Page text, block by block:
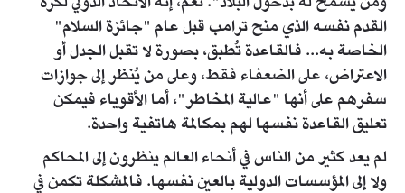
القدم نفسه الذي منح ترامب قبل عام "جائزة السلام"
الخاصة به... فالقاعدة تُطبق، بصورة لا تقبل الجدل أو
الاعتراض، على الضعفاء فقط، وعلى من يُنظر إلى جوازات
سفرهم على أنها "عالية المخاطر"، أما الأقوياء فيمكن
تعليق القاعدة نفسها لهم بمكالمة هاتفية واحدة.
لم يعد كثير من الناس في أنحاء العالم ينظرون إلى المحاكم
ولا إلى المؤسسات الدولية بالعين نفسها. فالمشكلة تكمن في